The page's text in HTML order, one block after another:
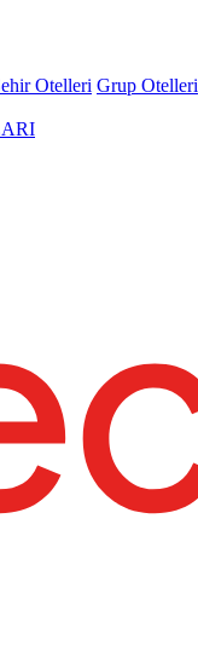
Otelleri Grup Otelleri